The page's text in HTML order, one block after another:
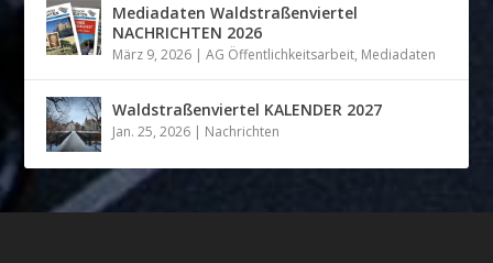
Mediadaten Waldstraßenviertel
NACHRICHTEN 2026
März 9, 2026 |AG Öffentlichkeitsarbeit, Mediadaten
Waldstraßenviertel KALENDER 2027
Jan. 25, 2026 | Nachrichten